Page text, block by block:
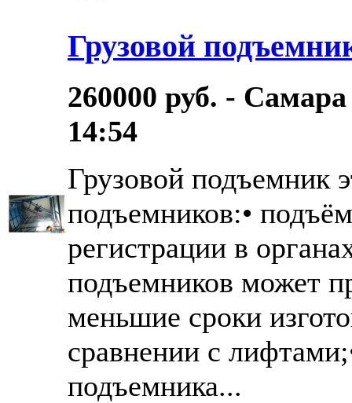
Грузовой
260000 руб. -
14:54
Грузовой подъемник
подъемников:•
регистрации в
подъемников может
меньшие сроки
сравнении с
подъемника...